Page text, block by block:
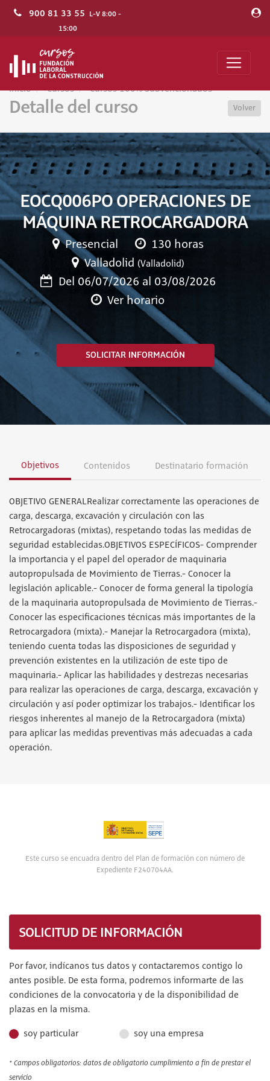
900 81 33 55 L-V 8:00 -
15:00
Inicio Cursos Cursos 100% Subvencionados
Detalle del curso Volver
EOCQ006PO OPERACIONES DE
MÁQUINA RETROCARGADORA
Presencial
130 horas
Valladolid (Valladolid)
Del 06/07/2026 al 03/08/2026
Ver horario
SOLICITAR INFORMACIÓN
Objetivos Contenidos Destinatario formación
OBJETIVO GENERALRealizar correctamente las operaciones de
carga, descarga, excavación y circulación con las
Retrocargadoras (mixtas), respetando todas las medidas de
seguridad establecidas.OBJETIVOS ESPECÍFICOS- Comprender
la importancia y el papel del operador de maquinaria
autopropulsada de Movimiento de Tierras.- Conocer la
legislación aplicable.- Conocer de forma general la tipología
de la maquinaria autopropulsada de Movimiento de Tierras.-
Conocer las especificaciones técnicas más importantes de la
Retrocargadora (mixta).- Manejar la Retrocargadora (mixta),
teniendo cuenta todas las disposiciones de seguridad y
prevención existentes en la utilización de este tipo de
maquinaria.- Aplicar las habilidades y destrezas necesarias
para realizar las operaciones de carga, descarga, excavación y
circulación y así poder optimizar los trabajos.- Identificar los
riesgos inherentes al manejo de la Retrocargadora (mixta)
para aplicar las medidas preventivas más adecuadas a cada
operación.
Este curso se encuadra dentro del Plan de formación con número de
Expediente F240704AA.
SOLICITUD DE INFORMACIÓN
Por favor, indícanos tus datos y contactaremos contigo lo
antes posible. De esta forma, podremos informarte de las
condiciones de la convocatoria y de la disponibilidad de
plazas en la misma.
soy particular soy una empresa
* Campos obligatorios: datos de obligatorio cumplimiento a fin de prestar el
servicio